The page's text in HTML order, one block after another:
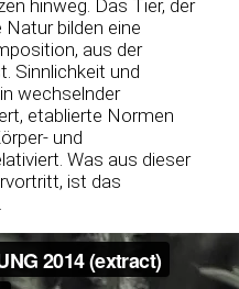
hinweg. Das Tier, der
bilden eine
aus der
Sinnlichkeit und
wechselnder
etablierte Normen
und
Was aus dieser
ist das